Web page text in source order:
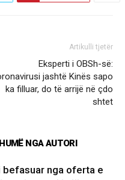
Artikulli tjetër
Eksperti i OBSh-së:
jashtë Kinës sapo
ka filluar, do të arrijë në çdo
shtet
NGA AUTORI
nga oferta e